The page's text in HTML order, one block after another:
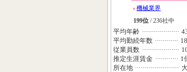
機械業界
199位 / 236社中
平均年齢
平均勤続年数
従業員数
推定生涯賃金
1
所在地